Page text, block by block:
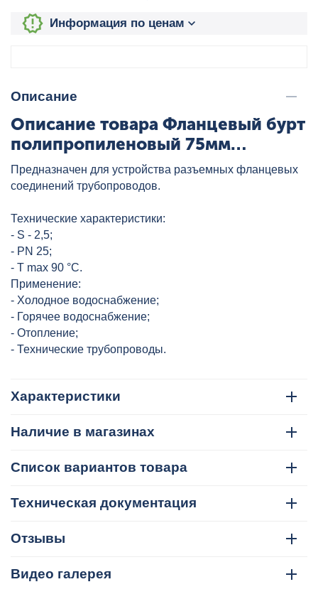
Информация по ценам
Описание
Описание товара Фланцевый бурт
полипропиленовый 75мм
HEISSKRAFT, артикул: 20775
Предназначен для устройства разъемных фланцевых
соединений трубопроводов.
Технические характеристики:
- S - 2,5;
- PN 25;
- T max 90 °C.
Применение:
- Холодное водоснабжение;
- Горячее водоснабжение;
- Отопление;
- Технические трубопроводы.
Характеристики
Наличие в магазинах
Список вариантов товара
Техническая документация
Отзывы
Видео галерея